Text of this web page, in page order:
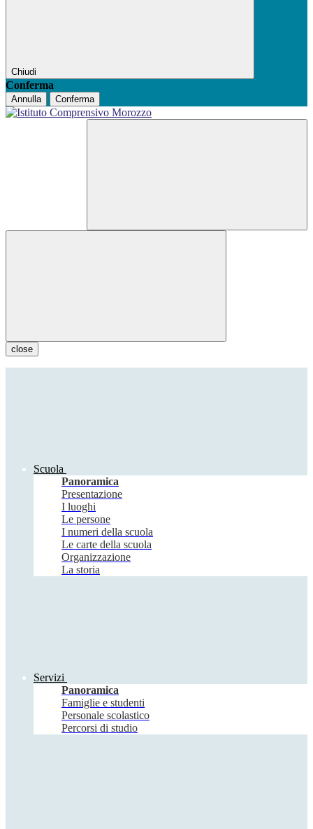
Chiudi
Conferma
Annulla Conferma
close
Scuola
Panoramica
Presentazione
I luoghi
Le persone
I numeri della scuola
Le carte della scuola
Organizzazione
La storia
Servizi
Panoramica
Famiglie e studenti
Personale scolastico
Percorsi di studio